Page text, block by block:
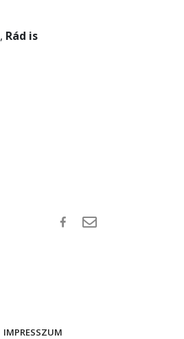
, Rád is
IMPRESSZUM